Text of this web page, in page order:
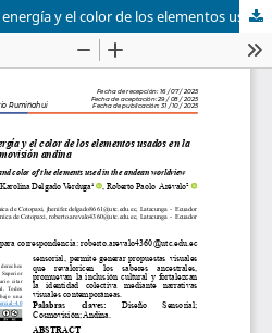
Exploración sensorial de la energía y el color de los elementos usados en la cosmovisión andina